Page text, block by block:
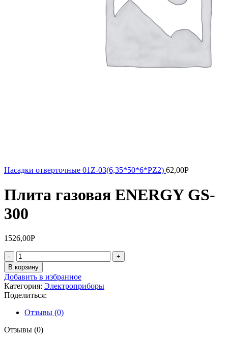
Насадки отверточные 01Z-03(6,35*50*6*РZ2) 62,00Р
Плита газовая ENERGY GS-
300
1526,00Р
Количество
товара
Плита
газовая
ENERGY
GS-
300
В корзину
Добавить в избранное
Категория: Электроприборы
Поделиться:
Отзывы (0)
Отзывы (0)